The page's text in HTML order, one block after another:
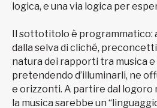
logica, e una via logica per
Il sottotitolo è programmatico:
dalla selva di cliché,
natura dei rapporti tra musica
pretendendo d’illuminarli, ne
e orizzonti. A partire dal
la musica sarebbe un